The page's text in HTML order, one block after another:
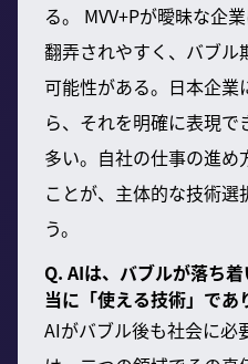
る。 MVV+Pが曖昧な企
翻弄されやすく、バブル
可能性がある。日本企
ら、それを明確に表現
多い。自社の仕事の進め
ことが、主体的な技術選
う。
Q. AIは、バブルが落ち
当に「使える技術」であ
AIがバブル後も社会に必